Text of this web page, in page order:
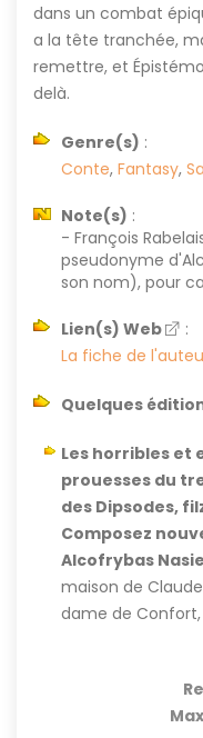
dans un combat
a la tête tranchée,
remettre, et
delà.
Genre(s) :
Conte, Fantasy,
Note(s) :
- François
pseudonyme
son nom), pour
Lien(s) Web
:
La fiche de
Quelques
Les horribles et
prouesses du
des Dipsodes,
Composez
Alcofrybas
maison de
dame de Confort,